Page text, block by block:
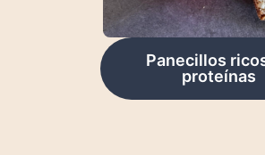
Panecillos
proteínas